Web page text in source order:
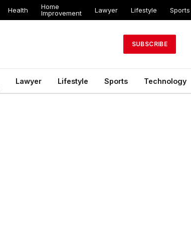
Health
Home
Improvement
Lawyer Lifestyle Sports
SUBSCRIBE
Lawyer Lifestyle Sports Technology